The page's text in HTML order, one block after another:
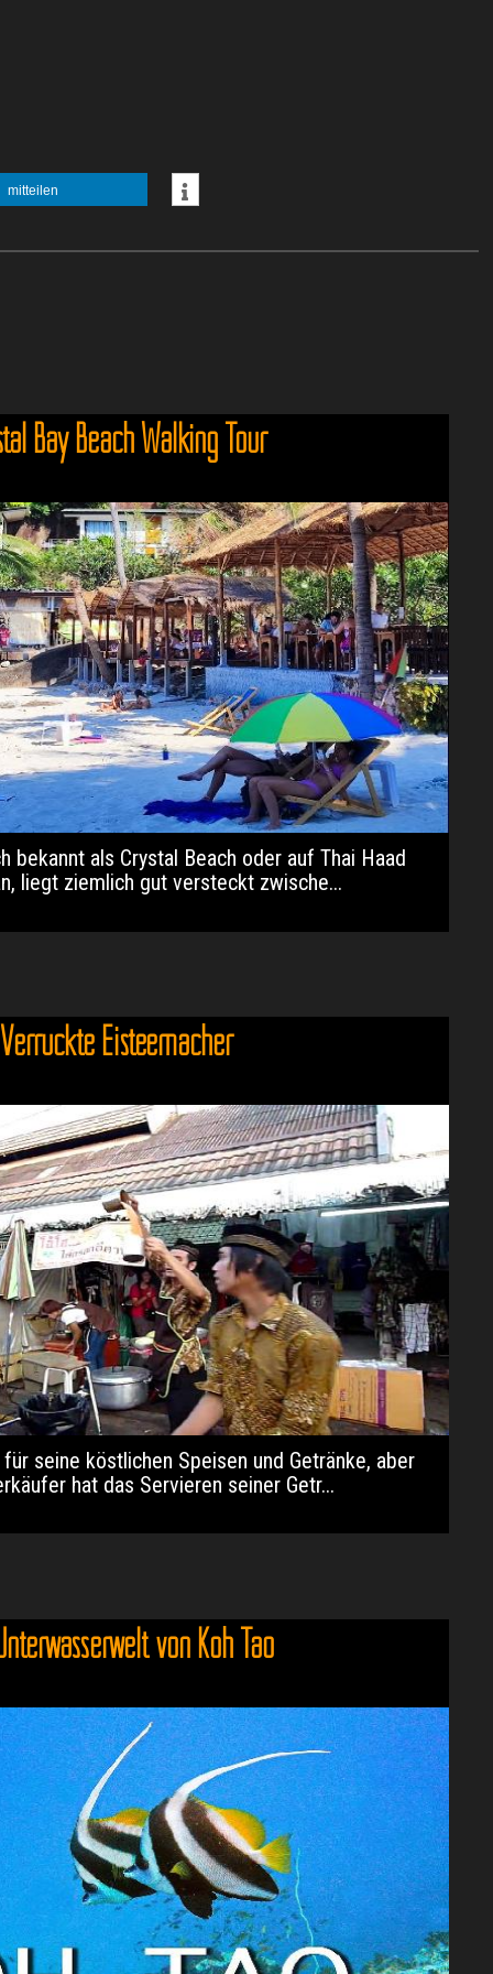
mitteilen
Bay Beach Walking Tour
bekannt als Crystal Beach oder auf Thai Haad
liegt ziemlich gut versteckt zwische...
Verrückte Eisteemacher
seine köstlichen Speisen und Getränke, aber
hat das Servieren seiner Getr...
von Koh Tao